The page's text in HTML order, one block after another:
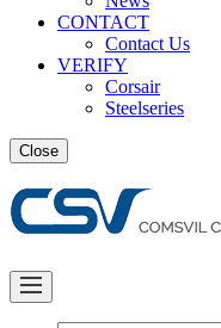
CONTACT
Contact Us
VERIFY
Corsair
Steelseries
Close